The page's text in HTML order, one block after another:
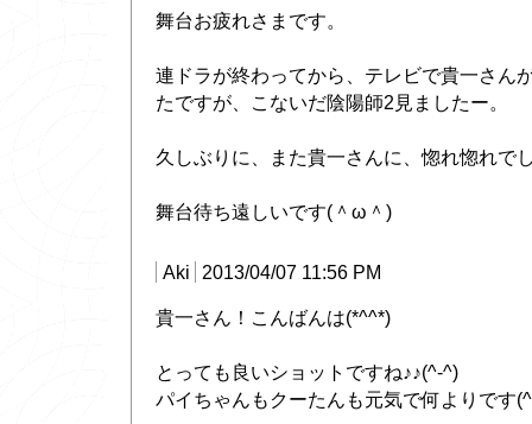
舞台お疲れさまです。
連ドラが終わってから、テレビで貴一さん
たですが、こないだ陰陽師2見ましたー。
久しぶりに、また貴一さんに、惚れ惚れで
舞台待ち遠しいです(＾ω＾)
Aki 2013/04/07 11:56 PM
貴一さん！こんばんは(*^^*)
とっても良いショットですね♪♪(^-^)
パイちゃんもクーたんも元気で何よりです